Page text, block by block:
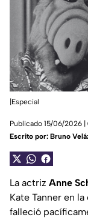
|Especial
Publicado 15/06/2026 |
Escrito por: Bruno
La actriz Anne
Kate Tanner en la
falleció